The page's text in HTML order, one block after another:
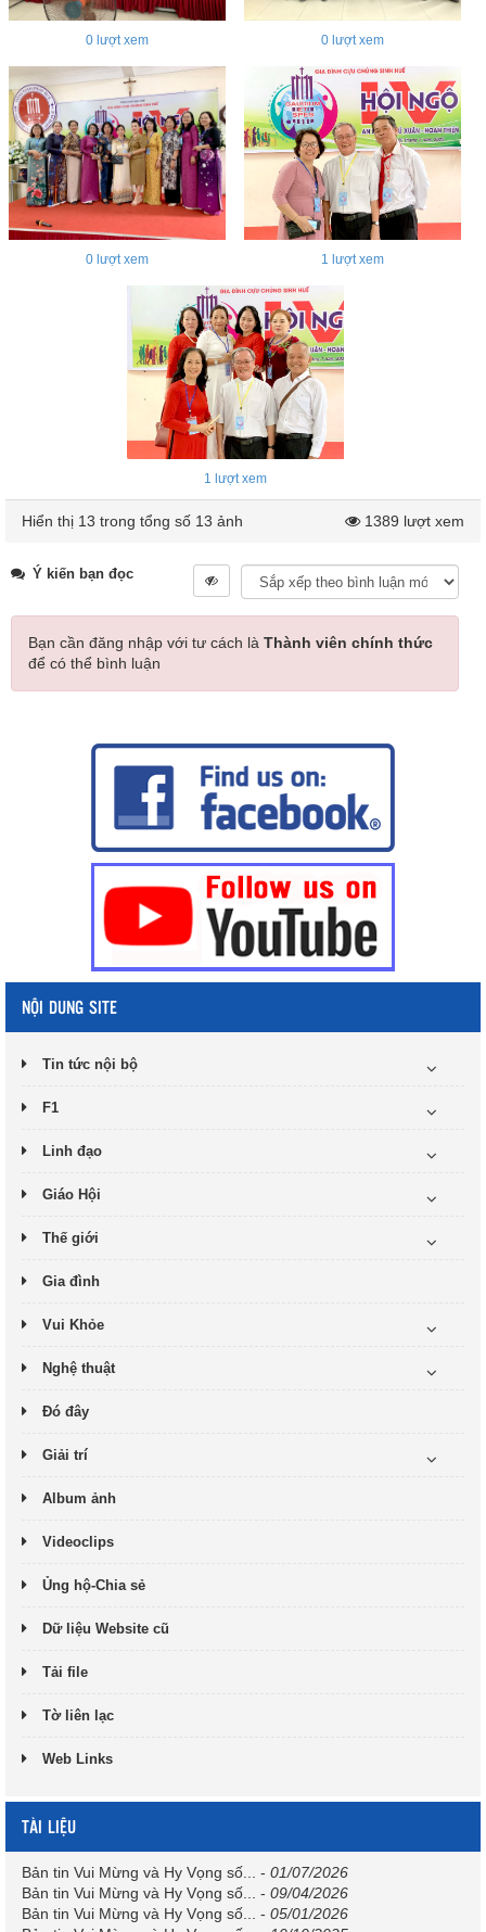
0 lượt xem 0lượt xem
0 lượt xem 1 lượt xem
1 lượt xem
Hiển thị 13 trong tổng số 13 ảnh 1389 lượt xem
Ý kiến bạn đọc
Bạn cần đăng nhập với tư cách là Thành viên chính thức
để có thể bình luận
NỘI DUNG SITE
Tin tức nội bộ
F1
Linh đạo
Giáo Hội
Thế giới
Gia đình
Vui Khỏe
Nghệ thuật
Đó đây
Giải trí
Album ảnh
Videoclips
Ủng hộ-Chia sẻ
Dữ liệu Website cũ
Tải file
Tờ liên lạc
Web Links
TÀI LIỆU
Bản tin Vui Mừng và Hy Vọng số... - 01/07/2026
Bản tin Vui Mừng và Hy Vọng số...
- 09/04/2026
Bản tin Vui Mừng và Hy Vọng số...
- 05/01/2026